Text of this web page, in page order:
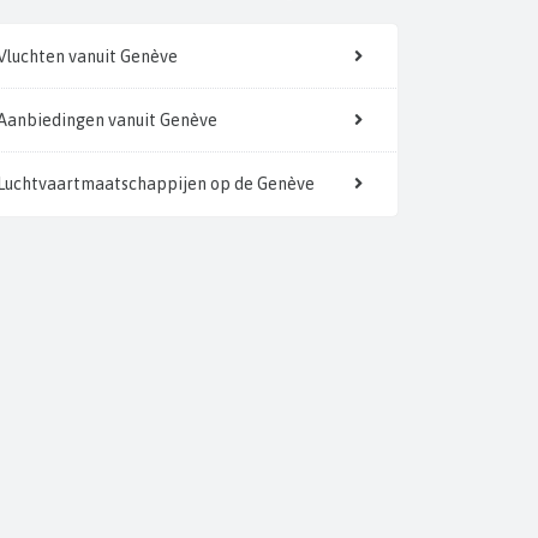
vanuit Genève
vanuit Genève
Luchtvaartmaatschappijen op de Genève